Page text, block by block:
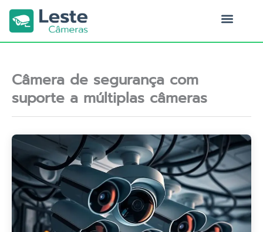
para
conteúdo
Câmera de segurança com
suporte a múltiplas câmeras